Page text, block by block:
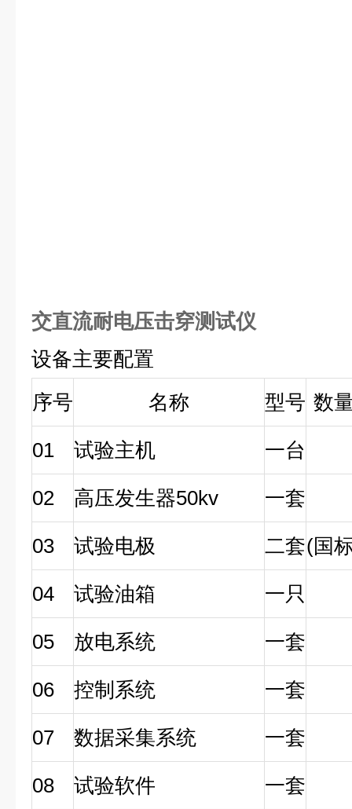
交直流耐电压击穿测试仪
设备主要配置
序号
名称 型号 数
01 试验主机 一台
02 高压发生器50kv 一套
03 试验电极 二套(国
04 试验油箱 一只
05 放电系统 一套
06 控制系统 一套
07 数据采集系统 一套
08 试验软件 一套